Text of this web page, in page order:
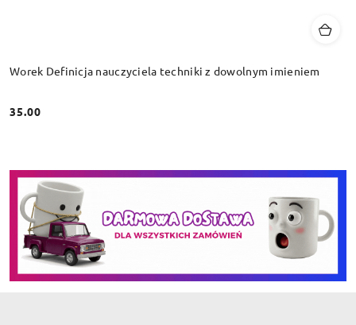
Worek Definicja nauczyciela techniki z dowolnym imieniem
Cena:
35.00